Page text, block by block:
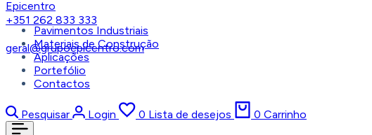
+351 262 833 333
geral@grupoepicentro.com
Epicentro
Pavimentos Industriais
Materiais de Construção
Aplicações
Portefólio
Contactos
Pesquisar Login 0 Lista de desejos 0 Carrinho